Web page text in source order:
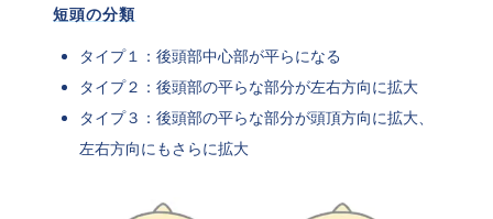
短頭の分類
タイプ１：後頭部中心部が平らになる
タイプ２：後頭部の平らな部分が左右方向に拡大
タイプ３：後頭部の平らな部分が頭頂方向に拡大、
左右方向にもさらに拡大